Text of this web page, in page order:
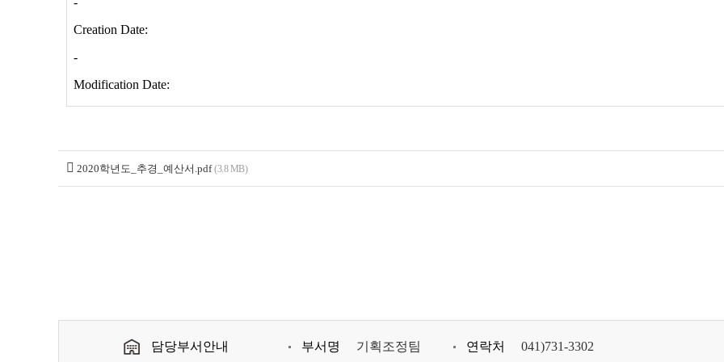
2020학년도_추경_예산서.pdf (3.8 MB)
담당부서안내 부서명 기획조정팀 연락처 041)731-3302